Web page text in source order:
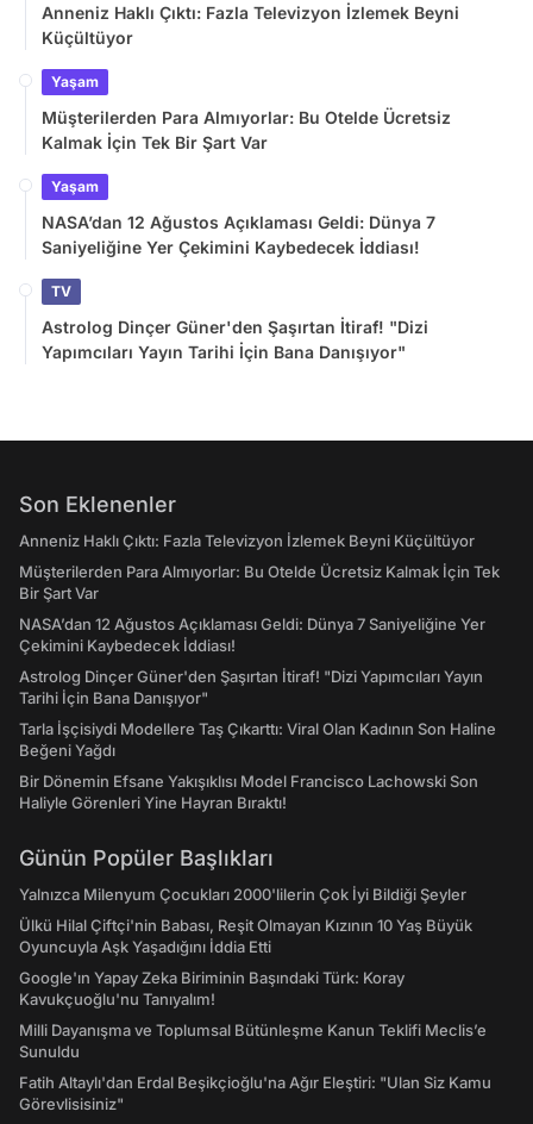
Anneniz Haklı Çıktı: Fazla Televizyon İzlemek Beyni
Küçültüyor
Yaşam
Müşterilerden Para Almıyorlar: Bu Otelde Ücretsiz
Kalmak İçin Tek Bir Şart Var
Yaşam
NASA’dan 12 Ağustos Açıklaması Geldi: Dünya 7
Saniyeliğine Yer Çekimini Kaybedecek İddiası!
TV
Astrolog Dinçer Güner'den Şaşırtan İtiraf! "Dizi
Yapımcıları Yayın Tarihi İçin Bana Danışıyor"
Son Eklenenler
Anneniz Haklı Çıktı: Fazla Televizyon İzlemek Beyni Küçültüyor
Müşterilerden Para Almıyorlar: Bu Otelde Ücretsiz Kalmak İçin Tek
Bir Şart Var
NASA’dan 12 Ağustos Açıklaması Geldi: Dünya 7 Saniyeliğine Yer
Çekimini Kaybedecek İddiası!
Astrolog Dinçer Güner'den Şaşırtan İtiraf! "Dizi Yapımcıları Yayın
Tarihi İçin Bana Danışıyor"
Tarla İşçisiydi Modellere Taş Çıkarttı: Viral Olan Kadının Son Haline
Beğeni Yağdı
Bir Dönemin Efsane Yakışıklısı Model Francisco Lachowski Son
Haliyle Görenleri Yine Hayran Bıraktı!
Günün Popüler Başlıkları
Yalnızca Milenyum Çocukları 2000'lilerin Çok İyi Bildiği Şeyler
Ülkü Hilal Çiftçi'nin Babası, Reşit Olmayan Kızının 10 Yaş Büyük
Oyuncuyla Aşk Yaşadığını İddia Etti
Google'ın Yapay Zeka Biriminin Başındaki Türk: Koray
Kavukçuoğlu'nu Tanıyalım!
Milli Dayanışma ve Toplumsal Bütünleşme Kanun Teklifi Meclis’e
Sunuldu
Fatih Altaylı'dan Erdal Beşikçioğlu'na Ağır Eleştiri: "Ulan Siz Kamu
Görevlisisiniz"